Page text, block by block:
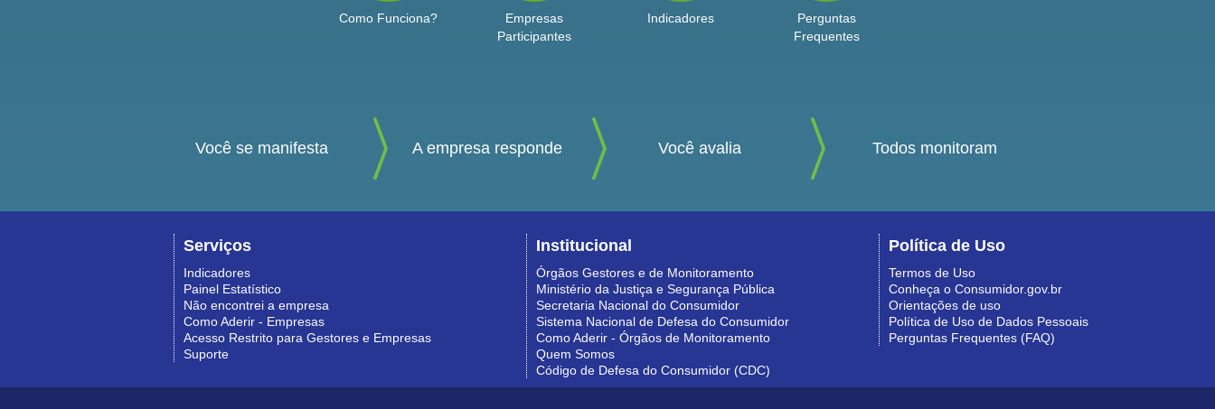
Como Funciona?
Empresas
Participantes
Indicadores
Perguntas
Frequentes
Você se manifesta A empresa responde Você avalia Todos monitoram
Serviços
Indicadores
Painel Estatístico
Não encontrei a empresa
Como Aderir - Empresas
Acesso Restrito para Gestores e Empresas
Suporte
Institucional
Órgãos Gestores e de Monitoramento
Ministério da Justiça e Segurança Pública
Secretaria Nacional do Consumidor
Sistema Nacional de Defesa do Consumidor
Como Aderir - Órgãos de Monitoramento
Quem Somos
Código de Defesa do Consumidor (CDC)
Política de Uso
Termos de Uso
Conheça o Consumidor.gov.br
Orientações de uso
Política de Uso de Dados Pessoais
Perguntas Frequentes (FAQ)